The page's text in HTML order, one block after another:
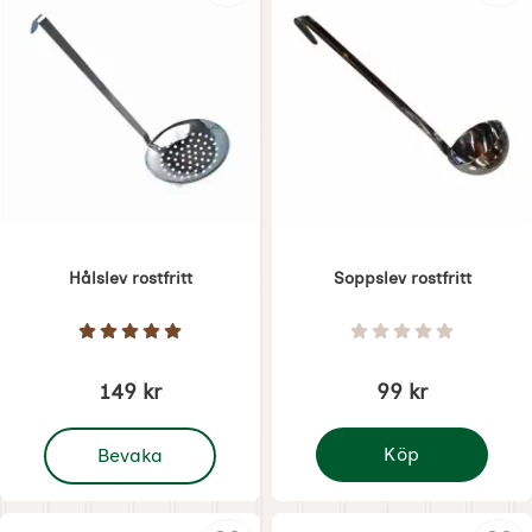
Hålslev rostfritt
Art. nr 6966 Betyg: 5 Stjärnor av 5
149 kr
Bevaka
, Hålslev rostfritt
Soppslev rostfritt
Art. nr 6967 Betyg: 0 Stjärnor
99 kr
Köp
Soppslev rostfritt